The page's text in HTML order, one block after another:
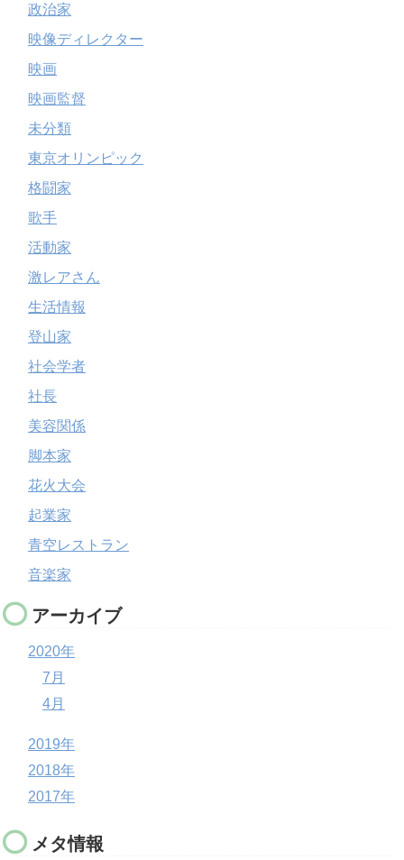
政治家
映像ディレクター
映画
映画監督
未分類
東京オリンピック
格闘家
歌手
活動家
激レアさん
生活情報
登山家
社会学者
社長
美容関係
脚本家
花火大会
起業家
青空レストラン
音楽家
アーカイブ
2020年
7月
4月
2019年
2018年
2017年
メタ情報